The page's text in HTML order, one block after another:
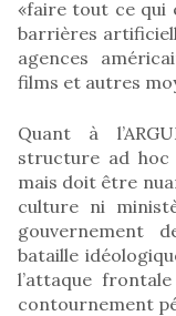
«faire tout ce qui
barrières
agences
films et autres
Quant à
structure ad
mais doit être
culture ni
gouvernement
bataille
l’attaque
contournement